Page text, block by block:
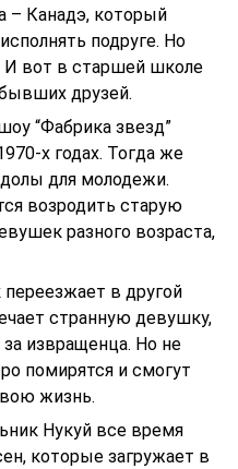
– Канадэ, который
подруге. Но
И вот в старшей школе
друзей.
“Фабрика звезд”
х годах. Тогда же
для молодежи.
возродить старую
разного возраста,
в другой
странную девушку,
извращенца. Но не
помирятся и смогут
жизнь.
Нукуй все время
которые загружает в